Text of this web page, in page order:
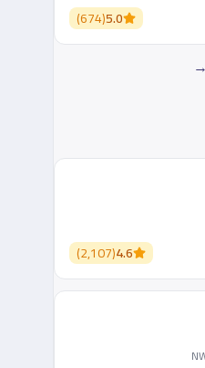
5.0
(
674
)
4.6
(
2,107
)